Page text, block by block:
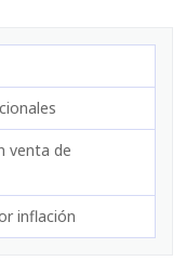
venta de
inflación